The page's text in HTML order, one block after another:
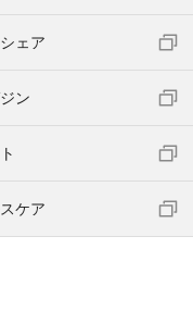
ェア
ン
ケア